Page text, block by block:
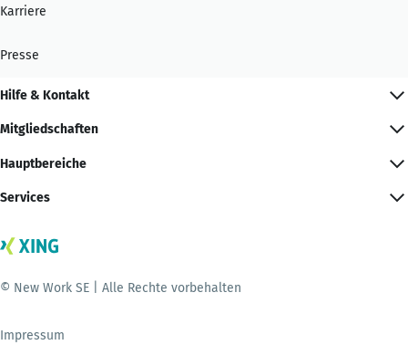
Karriere
Presse
Hilfe & Kontakt
Mitgliedschaften
Hauptbereiche
Services
© New Work SE | Alle Rechte vorbehalten
Impressum